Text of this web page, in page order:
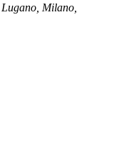
Milano,